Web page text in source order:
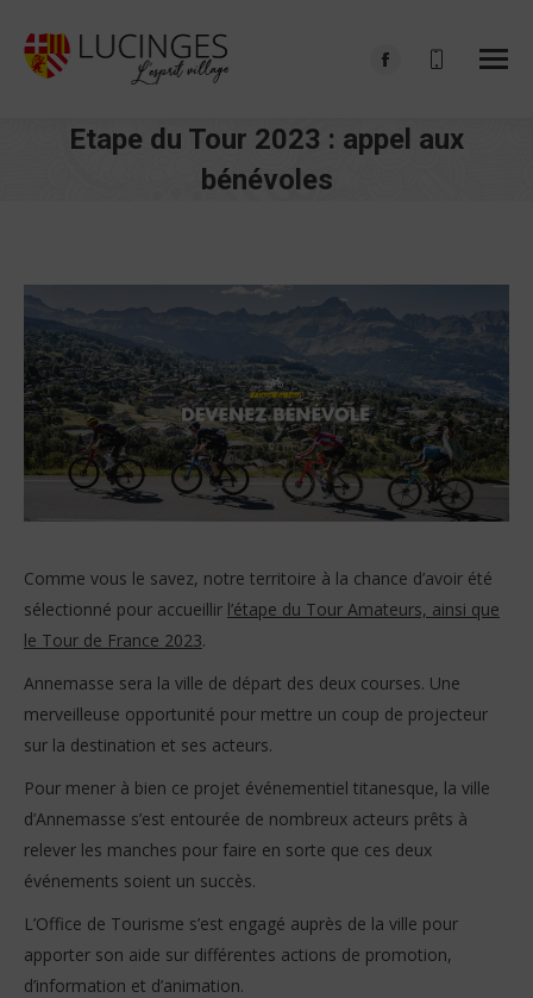
Facebook
opens
Etape du Tour 2023 : appel aux
bénévoles
Comme vous le savez, notre territoire à la chance d’avoir été
sélectionné pour accueillir l’étape du Tour Amateurs, ainsi que
le Tour de France 2023.
Annemasse sera la ville de départ des deux courses. Une
merveilleuse opportunité pour mettre un coup de projecteur
sur la destination et ses acteurs.
Pour mener à bien ce projet événementiel titanesque, la ville
d’Annemasse s’est entourée de nombreux acteurs prêts à
relever les manches pour faire en sorte que ces deux
événements soient un succès.
L’Office de Tourisme s’est engagé auprès de la ville pour
apporter son aide sur différentes actions de promotion,
d’information et d’animation.